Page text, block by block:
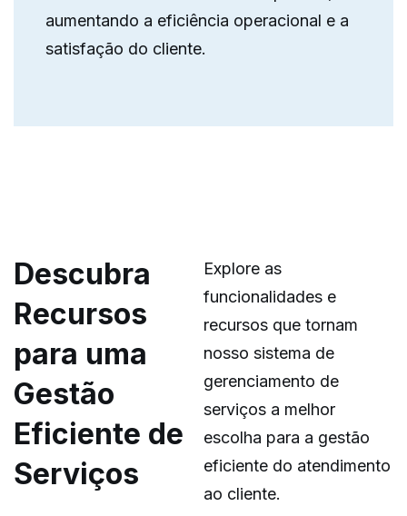
aumentando a eficiência operacional e a
satisfação do cliente.
Descubra
Recursos
para uma
Gestão
Eficiente de
Serviços
Explore as
funcionalidades e
recursos que tornam
nosso sistema de
gerenciamento de
serviços a melhor
escolha para a gestão
eficiente do atendimento
ao cliente.